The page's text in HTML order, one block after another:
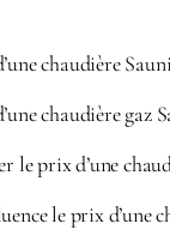
chaudière
chaudière gaz
le prix d’une
le prix d’une